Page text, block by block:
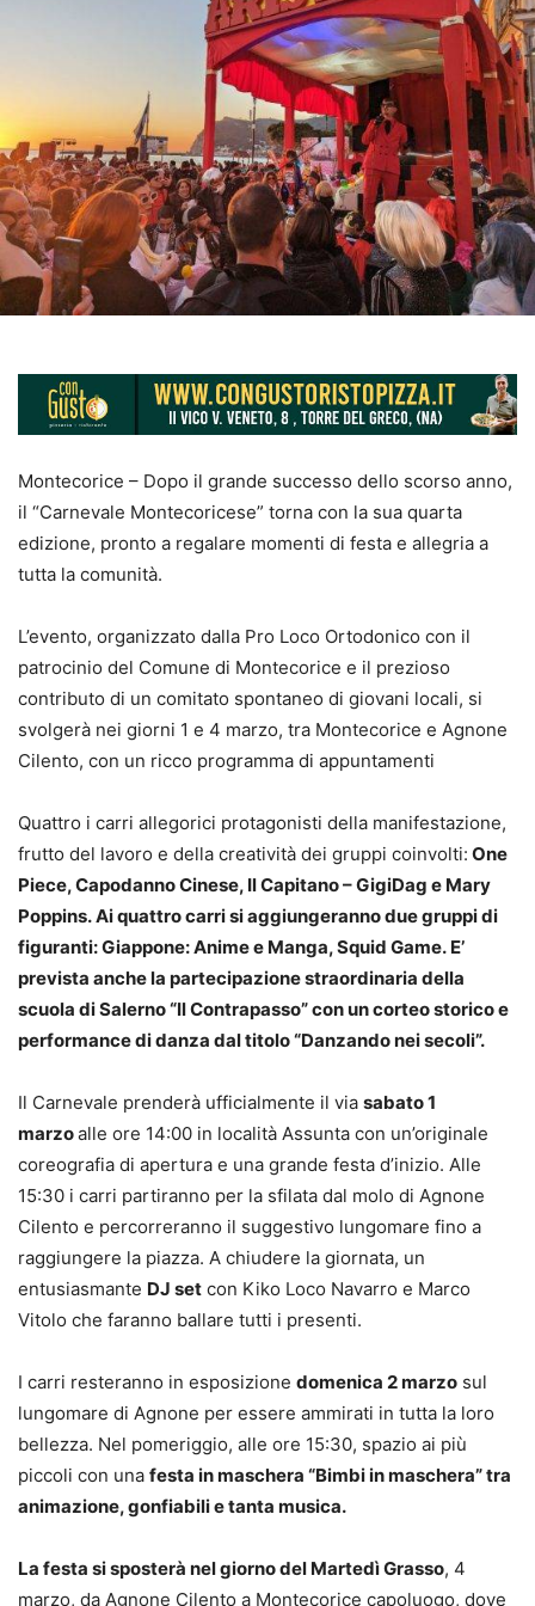
Montecorice – Dopo il grande successo dello scorso anno,
il “Carnevale Montecoricese” torna con la sua quarta
edizione, pronto a regalare momenti di festa e allegria a
tutta la comunità.
L’evento, organizzato dalla Pro Loco Ortodonico con il
patrocinio del Comune di Montecorice e il prezioso
contributo di un comitato spontaneo di giovani locali, si
svolgerà nei giorni 1 e 4 marzo, tra Montecorice e Agnone
Cilento, con un ricco programma di appuntamenti
Quattro i carri allegorici protagonisti della manifestazione,
frutto del lavoro e della creatività dei gruppi coinvolti: One
Piece, Capodanno Cinese, Il Capitano – GigiDag e Mary
Poppins.Ai quattro carri si aggiungeranno due gruppi di
figuranti: Giappone: Anime e Manga, Squid Game. E’
prevista anche la partecipazione straordinaria della
scuola di Salerno “Il Contrapasso” con un corteo storico e
performance di danza dal titolo “Danzando nei secoli”.
Il Carnevale prenderà ufficialmente il via sabato 1
marzoalle ore 14:00 in località Assunta con un’originale
coreografia di apertura e una grande festa d’inizio. Alle
15:30 i carri partiranno per la sfilata dal molo di Agnone
Cilento e percorreranno il suggestivo lungomare fino a
raggiungere la piazza. A chiudere la giornata, un
entusiasmante DJ set con Kiko Loco Navarro e Marco
Vitolo che faranno ballare tutti i presenti.
I carri resteranno in esposizione domenica 2 marzo sul
lungomare di Agnone per essere ammirati in tutta la loro
bellezza. Nel pomeriggio, alle ore 15:30, spazio ai più
piccoli con una festa in maschera “Bimbi in maschera”tra
animazione, gonfiabili e tanta musica.
La festa si sposterà nel giorno del Martedì Grasso, 4
marzo, da Agnone Cilento a Montecorice capoluogo, dove